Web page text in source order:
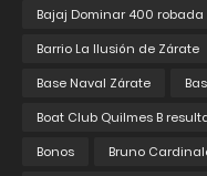
Bajaj Dominar 400 robada
Barrio La Ilusión de Zárate
Base Naval Zárate
Boat Club Quilmes B
Bonos
Bruno